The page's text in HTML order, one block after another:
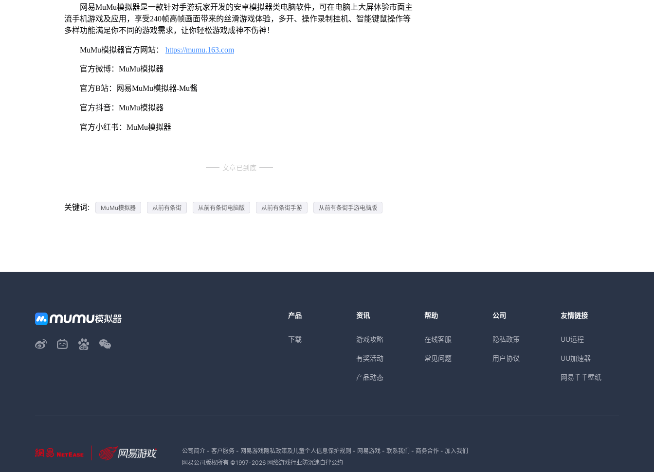
网易MuMu模拟器是一款针对手游玩家开发的安卓模拟器类电脑软件，可在电脑上大屏体验市面主
流手机游戏及应用，享受240帧高帧画面带来的丝滑游戏体验，多开、操作录制挂机、智能键鼠操作等
多样功能满足你不同的游戏需求，让你轻松游戏成神不伤神！
MuMu模拟器官方网站： https://mumu.163.com
官方微博：MuMu模拟器
官方B站：网易MuMu模拟器-Mu酱
官方抖音：MuMu模拟器
官方小红书：MuMu模拟器
文章已到底
关键词: MuMu模拟器 从前有条街 从前有条街电脑版 从前有条街手游 从前有条街手游电脑版
产品
下载
资讯
游戏攻略
有奖活动
产品动态
帮助
在线客服
常见问题
公司
隐私政策
用户协议
友情链接
UU远程
UU加速器
网易千千壁纸
公司简介- 客户服务- 网易游戏隐私政策及儿童个人信息保护规则 - 网易游戏- 联系我们 - 商务合作- 加入我们
网易公司版权所有 ©1997-2026 网络游戏行业防沉迷自律公约